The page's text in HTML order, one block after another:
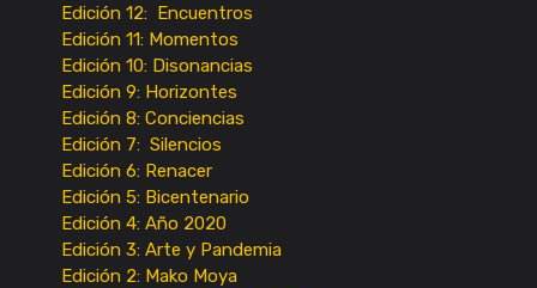
Edición 12: Encuentros
Edición 11: Momentos
Edición 10: Disonancias
Edición 9: Horizontes
Edición 8: Conciencias
Edición 7: Silencios
Edición 6: Renacer
Edición 5: Bicentenario
Edición 4: Año 2020
Edición 3: Arte y Pandemia
Edición 2: Mako Moya